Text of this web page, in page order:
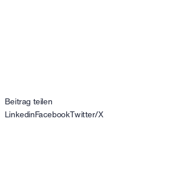
Beitrag teilen
LinkedinFacebookTwitter/X